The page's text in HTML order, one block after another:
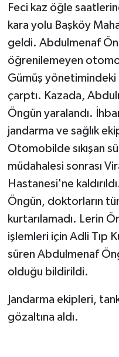
Feci kaz öğle
kara yolu Başköy
geldi. Abdulmenaf
öğrenilemeyen
Gümüş yönetimindeki
çarptı. Kazada,
Öngün yaralandı.
jandarma ve sağlık
Otomobilde sıkışan
müdahalesi sonrası
Hastanesi'ne
Öngün, doktorların
kurtarılamadı. Lerin
işlemleri için Adli Tıp
süren Abdulmenaf
olduğu bildirildi.
Jandarma ekipleri,
gözaltına aldı.